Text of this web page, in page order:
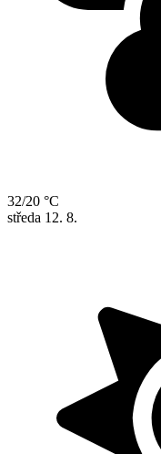
32/20 °C
středa 12. 8.